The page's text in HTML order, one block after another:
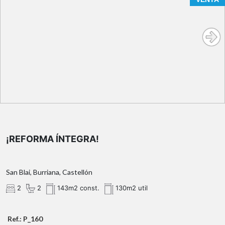
Obligatorio de Agentes Inmobiliarios de la Comunitat
¡REFORMA ÍNTEGRA!
San Blai, Burriana, Castellón
2 2 143m2 const. 130m2 util
Ref.: P_160